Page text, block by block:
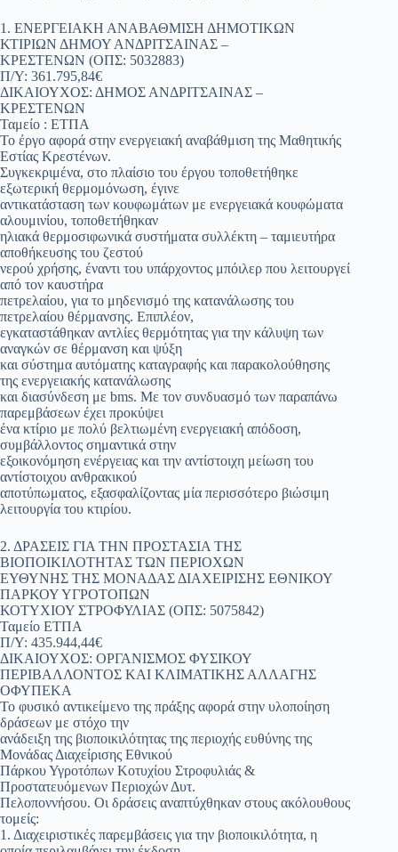
1. ΕΝΕΡΓΕΙΑΚΗ ΑΝΑΒΑΘΜΙΣΗ ΔΗΜΟΤΙΚΩΝ
ΚΤΙΡΙΩΝ ΔΗΜΟΥ ΑΝΔΡΙΤΣΑΙΝΑΣ –
ΚΡΕΣΤΕΝΩΝ (ΟΠΣ: 5032883)
Π/Υ: 361.795,84€
ΔΙΚΑΙΟΥΧΟΣ: ΔΗΜΟΣ ΑΝΔΡΙΤΣΑΙΝΑΣ –
ΚΡΕΣΤΕΝΩΝ
Ταμείο : ΕΤΠΑ
Το έργο αφορά στην ενεργειακή αναβάθμιση της Μαθητικής
Εστίας Κρεστένων.
Συγκεκριμένα, στο πλαίσιο του έργου τοποθετήθηκε
εξωτερική θερμομόνωση, έγινε
αντικατάσταση των κουφωμάτων με ενεργειακά κουφώματα
αλουμινίου, τοποθετήθηκαν
ηλιακά θερμοσιφωνικά συστήματα συλλέκτη – ταμιευτήρα
αποθήκευσης του ζεστού
νερού χρήσης, έναντι του υπάρχοντος μπόιλερ που λειτουργεί
από τον καυστήρα
πετρελαίου, για το μηδενισμό της κατανάλωσης του
πετρελαίου θέρμανσης. Επιπλέον,
εγκαταστάθηκαν αντλίες θερμότητας για την κάλυψη των
αναγκών σε θέρμανση και ψύξη
και σύστημα αυτόματης καταγραφής και παρακολούθησης
της ενεργειακής κατανάλωσης
και διασύνδεση με bms. Με τον συνδυασμό των παραπάνω
παρεμβάσεων έχει προκύψει
ένα κτίριο με πολύ βελτιωμένη ενεργειακή απόδοση,
συμβάλλοντος σημαντικά στην
εξοικονόμηση ενέργειας και την αντίστοιχη μείωση του
αντίστοιχου ανθρακικού
αποτύπωματος, εξασφαλίζοντας μία περισσότερο βιώσιμη
λειτουργία του κτιρίου.
2. ΔΡΑΣΕΙΣ ΓΙΑ ΤΗΝ ΠΡΟΣΤΑΣΙΑ ΤΗΣ
ΒΙΟΠΟΙΚΙΛΟΤΗΤΑΣ ΤΩΝ ΠΕΡΙΟΧΩΝ
ΕΥΘΥΝΗΣ ΤΗΣ ΜΟΝΑΔΑΣ ΔΙΑΧΕΙΡΙΣΗΣ ΕΘΝΙΚΟΥ
ΠΑΡΚΟΥ ΥΓΡΟΤΟΠΩΝ
ΚΟΤΥΧΙΟΥ ΣΤΡΟΦΥΛΙΑΣ (ΟΠΣ: 5075842)
Ταμείο ΕΤΠΑ
Π/Υ: 435.944,44€
ΔΙΚΑΙΟΥΧΟΣ: ΟΡΓΑΝΙΣΜΟΣ ΦΥΣΙΚΟΥ
ΠΕΡΙΒΑΛΛΟΝΤΟΣ ΚΑΙ ΚΛΙΜΑΤΙΚΗΣ ΑΛΛΑΓΗΣ
ΟΦΥΠΕΚΑ
Το φυσικό αντικείμενο της πράξης αφορά στην υλοποίηση
δράσεων με στόχο την
ανάδειξη της βιοποικιλότητας της περιοχής ευθύνης της
Μονάδας Διαχείρισης Εθνικού
Πάρκου Υγροτόπων Κοτυχίου Στροφυλιάς &
Προστατευόμενων Περιοχών Δυτ.
Πελοποννήσου. Οι δράσεις αναπτύχθηκαν στους ακόλουθους
τομείς:
1. Διαχειριστικές παρεμβάσεις για την βιοποικιλότητα, η